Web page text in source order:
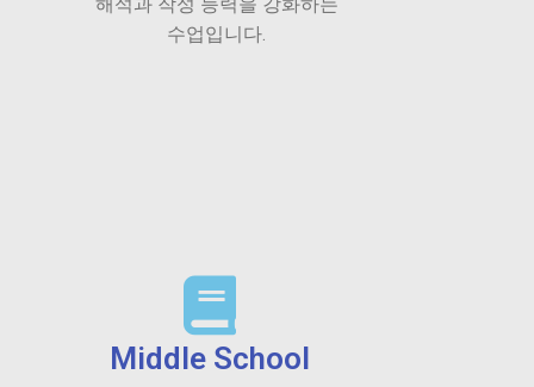
수업입니다.
Middle School